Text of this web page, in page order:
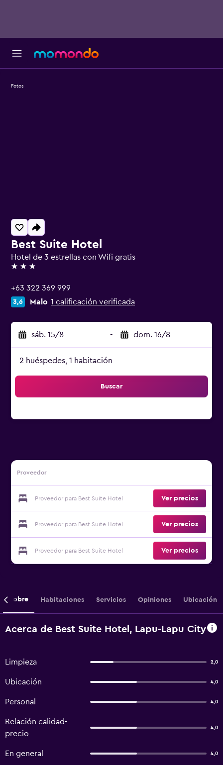
Best Suite Hotel
Hotel de 3 estrellas con Wifi gratis
3 estrellas
+63 322 369 999
3,6 Malo 1 calificación verificada
sáb. 15/8 - dom. 16/8
2 huéspedes, 1 habitación
Buscar
Proveedor
Proveedor para Best Suite Hotel Ver precios
Proveedor para Best Suite Hotel Ver precios
Proveedor para Best Suite Hotel Ver precios
Fotos
Sobre Habitaciones Servicios Opiniones Ubicación
Acerca de Best Suite Hotel, Lapu-Lapu City
Limpieza 2,0
Ubicación 4,0
Personal 4,0
Relación calidad-
precio
4,0
En general 4,0